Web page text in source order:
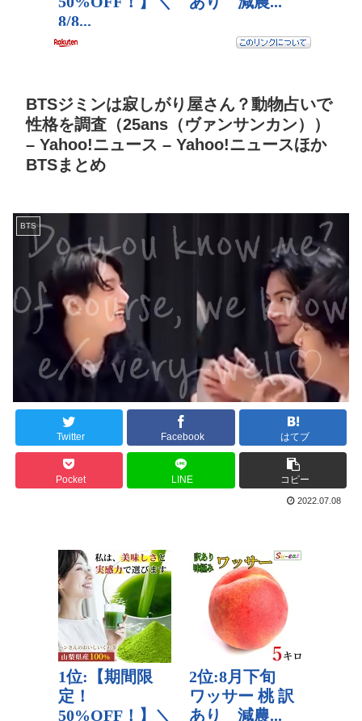
BTSジミンは寂しがり屋さん？動物占いで
性格を調査（25ans（ヴァンサンカン））
– Yahoo!ニュース – Yahoo!ニュースほか
BTSまとめ
BTS
Twitter Facebook はてブ
Pocket LINE コピー
2022.07.08